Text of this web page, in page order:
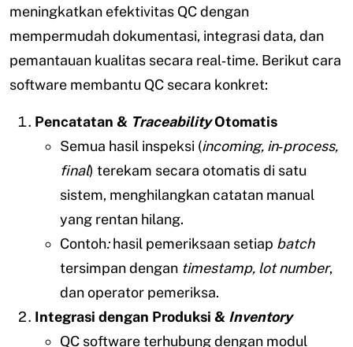
meningkatkan efektivitas QC dengan
mempermudah dokumentasi, integrasi data, dan
pemantauan kualitas secara real‑time. Berikut cara
software membantu QC secara konkret:
Pencatatan & TraceabilityOtomatis
Semua hasil inspeksi (incoming, in‑process,
final) terekam secara otomatis di satu
sistem, menghilangkan catatan manual
yang rentan hilang.
Contoh:hasil pemeriksaan setiap batch
tersimpan dengan timestamp, lot number,
dan operator pemeriksa.
Integrasi dengan Produksi & Inventory
QC software terhubung dengan modul